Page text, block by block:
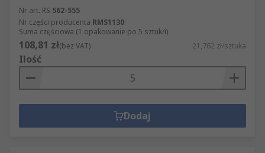
Nr art. RS 562-555
Nr części producenta RMS1130
Suma częściowa (1 opakowanie po 5 sztuk/i)
108,81 zł(bez VAT) 21,762 zł/sztuka
Ilość
Dodaj